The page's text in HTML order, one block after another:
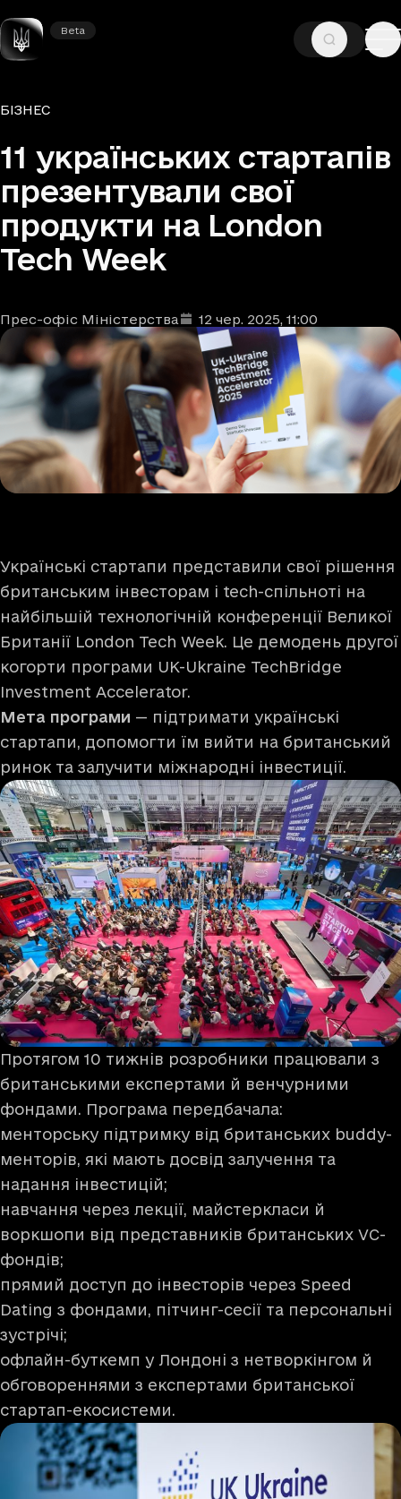
Beta
Beta
ГОЛОВНА
Рубрики
БІЗНЕС
11 українських стартапів
презентували свої
продукти на London
Tech Week
Автори
Прес-офіс Міністерства
Дата та час публікації: 12 чер. 2025, 11:00
Українські стартапи представили свої рішення
британським інвесторам і tech-спільноті на
найбільшій технологічній конференції Великої
Британії London Tech Week. Це демодень другої
когорти програми UK-Ukraine TechBridge
Investment Accelerator.
Мета програми — підтримати українські
стартапи, допомогти їм вийти на британський
ринок та залучити міжнародні інвестиції.
Протягом 10 тижнів розробники працювали з
британськими експертами й венчурними
фондами. Програма передбачала:
менторську підтримку від британських buddy-
менторів, які мають досвід залучення та
надання інвестицій;
навчання через лекції, майстеркласи й
воркшопи від представників британських VC-
фондів;
прямий доступ до інвесторів через Speed
Dating з фондами, пітчинг-сесії та персональні
зустрічі;
офлайн-буткемп у Лондоні з нетворкінгом й
обговореннями з експертами британської
стартап-екосистеми.